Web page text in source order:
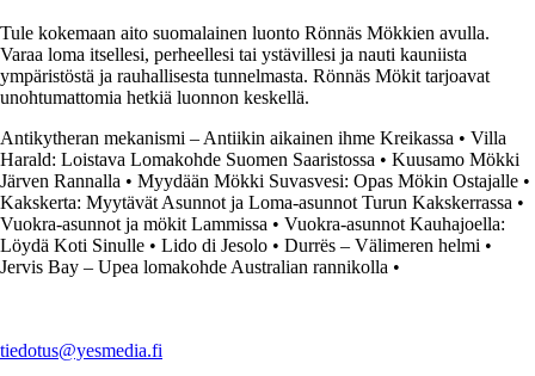
Tule kokemaan aito suomalainen luonto Rönnäs Mökkien avulla.
Varaa loma itsellesi, perheellesi tai ystävillesi ja nauti kauniista
ympäristöstä ja rauhallisesta tunnelmasta. Rönnäs Mökit tarjoavat
unohtumattomia hetkiä luonnon keskellä.
Antikytheran mekanismi – Antiikin aikainen ihme Kreikassa • Villa
Harald: Loistava Lomakohde Suomen Saaristossa • Kuusamo Mökki
Järven Rannalla • Myydään Mökki Suvasvesi: Opas Mökin Ostajalle •
Kakskerta: Myytävät Asunnot ja Loma-asunnot Turun Kakskerrassa •
Vuokra-asunnot ja mökit Lammissa • Vuokra-asunnot Kauhajoella:
Löydä Koti Sinulle • Lido di Jesolo • Durrës – Välimeren helmi •
Jervis Bay – Upea lomakohde Australian rannikolla •
tiedotus@yesmedia.fi